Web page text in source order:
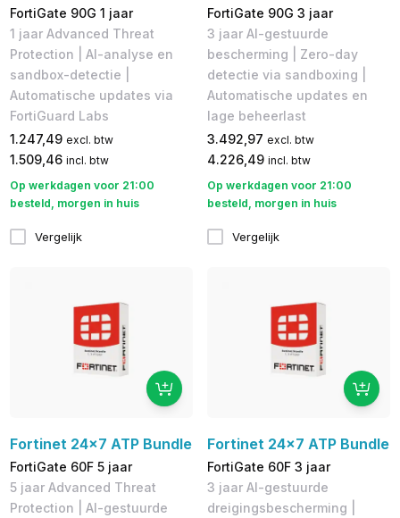
FortiGate 90G 1 jaar
1 jaar Advanced Threat
Protection | AI-analyse en
sandbox-detectie |
Automatische updates via
FortiGuard Labs
1.247,49 excl. btw
1.509,46 incl. btw
Op werkdagen voor 21:00
besteld, morgen in huis
Vergelijk
FortiGate 90G 3 jaar
3 jaar AI-gestuurde
bescherming | Zero-day
detectie via sandboxing |
Automatische updates en
lage beheerlast
3.492,97 excl. btw
4.226,49 incl. btw
Op werkdagen voor 21:00
besteld, morgen in huis
Vergelijk
Fortinet 24x7 ATP Bundle
FortiGate 60F 5 jaar
5 jaar Advanced Threat
Protection | AI-gestuurde
Fortinet 24x7 ATP Bundle
FortiGate 60F 3 jaar
3 jaar AI-gestuurde
dreigingsbescherming |